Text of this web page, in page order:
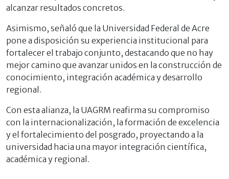
alcanzar resultados concretos.
Asimismo, señaló que la Universidad Federal de Acre
pone a disposición su experiencia institucional para
fortalecer el trabajo conjunto, destacando que no hay
mejor camino que avanzar unidos en la construcción de
conocimiento, integración académica y desarrollo
regional.
Con esta alianza, la UAGRM reafirma su compromiso
con la internacionalización, la formación de excelencia
y el fortalecimiento del posgrado, proyectando a la
universidad hacia una mayor integración científica,
académica y regional.